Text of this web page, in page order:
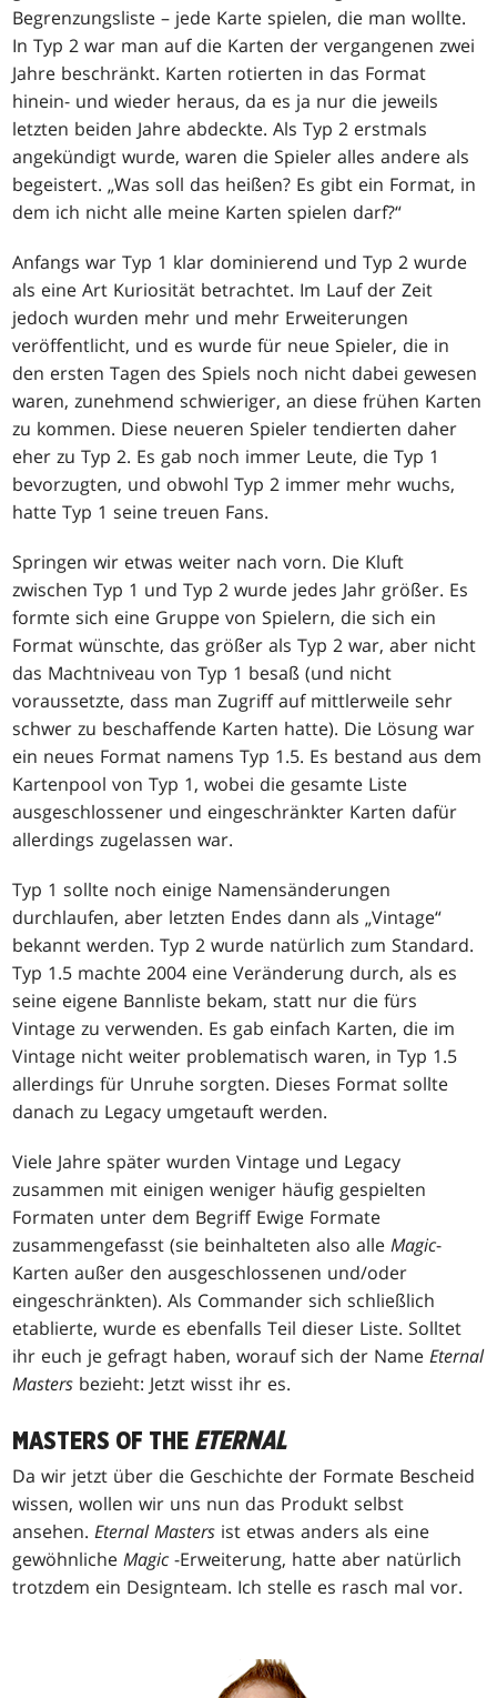
Begrenzungsliste – jede Karte spielen, die man wollte.
In Typ 2 war man auf die Karten der vergangenen zwei
Jahre beschränkt. Karten rotierten in das Format
hinein- und wieder heraus, da es ja nur die jeweils
letzten beiden Jahre abdeckte. Als Typ 2 erstmals
angekündigt wurde, waren die Spieler alles andere als
begeistert. „Was soll das heißen? Es gibt ein Format, in
dem ich nicht alle meine Karten spielen darf?“
Anfangs war Typ 1 klar dominierend und Typ 2 wurde
als eine Art Kuriosität betrachtet. Im Lauf der Zeit
jedoch wurden mehr und mehr Erweiterungen
veröffentlicht, und es wurde für neue Spieler, die in
den ersten Tagen des Spiels noch nicht dabei gewesen
waren, zunehmend schwieriger, an diese frühen Karten
zu kommen. Diese neueren Spieler tendierten daher
eher zu Typ 2. Es gab noch immer Leute, die Typ 1
bevorzugten, und obwohl Typ 2 immer mehr wuchs,
hatte Typ 1 seine treuen Fans.
Springen wir etwas weiter nach vorn. Die Kluft
zwischen Typ 1 und Typ 2 wurde jedes Jahr größer. Es
formte sich eine Gruppe von Spielern, die sich ein
Format wünschte, das größer als Typ 2 war, aber nicht
das Machtniveau von Typ 1 besaß (und nicht
voraussetzte, dass man Zugriff auf mittlerweile sehr
schwer zu beschaffende Karten hatte). Die Lösung war
ein neues Format namens Typ 1.5. Es bestand aus dem
Kartenpool von Typ 1, wobei die gesamte Liste
ausgeschlossener und eingeschränkter Karten dafür
allerdings zugelassen war.
Typ 1 sollte noch einige Namensänderungen
durchlaufen, aber letzten Endes dann als „Vintage“
bekannt werden. Typ 2 wurde natürlich zum Standard.
Typ 1.5 machte 2004 eine Veränderung durch, als es
seine eigene Bannliste bekam, statt nur die fürs
Vintage zu verwenden. Es gab einfach Karten, die im
Vintage nicht weiter problematisch waren, in Typ 1.5
allerdings für Unruhe sorgten. Dieses Format sollte
danach zu Legacy umgetauft werden.
Viele Jahre später wurden Vintage und Legacy
zusammen mit einigen weniger häufig gespielten
Formaten unter dem Begriff Ewige Formate
zusammengefasst (sie beinhalteten also alleMagic-
Karten außer den ausgeschlossenen und/oder
eingeschränkten). Als Commander sich schließlich
etablierte, wurde es ebenfalls Teil dieser Liste. Solltet
ihr euch je gefragt haben, worauf sich der NameEternal
Masters bezieht: Jetzt wisst ihr es.
MASTERS OF THE ETERNAL
Da wir jetzt über die Geschichte der Formate Bescheid
wissen, wollen wir uns nun das Produkt selbst
ansehen. Eternal Masters ist etwas anders als eine
gewöhnlicheMagic-Erweiterung, hatte aber natürlich
trotzdem ein Designteam. Ich stelle es rasch mal vor.